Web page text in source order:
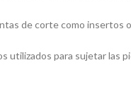
de corte como insertos
para sujetar las